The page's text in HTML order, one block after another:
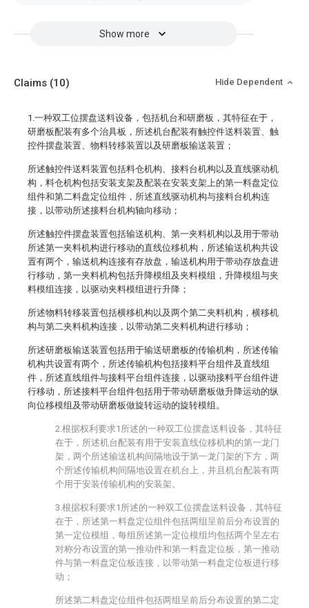
Show more
Claims (10) Hide Dependent
1.一种双工位摆盘送料设备，包括机台和研磨板，其特征在于，
研磨板配装有多个治具板，所述机台配装有触控件送料装置、触
控件摆盘装置、物料转移装置以及研磨板输送装置；
所述触控件送料装置包括料仓机构、接料台机构以及直线驱动机
构，料仓机构包括安装支架及配装在安装支架上的第一料盘定位
组件和第二料盘定位组件，所述直线驱动机构与接料台机构连
接，以带动所述接料台机构轴向移动；
所述触控件摆盘装置包括输送机构、第一夹料机构以及用于带动
所述第一夹料机构进行移动的直线位移机构，所述输送机构共设
置有两个，输送机构连接有存放盘，输送机构用于带动存放盘进
行移动，第一夹料机构包括升降模组及夹料模组，升降模组与夹
料模组连接，以驱动夹料模组进行升降；
所述物料转移装置包括横移机构以及两个第二夹料机构，横移机
构与第二夹料机构连接，以带动第二夹料机构进行移动；
所述研磨板输送装置包括用于输送研磨板的传输机构，所述传输
机构共设置有两个，所述传输机构包括接料平台组件及直线组
件，所述直线组件与接料平台组件连接，以驱动接料平台组件进
行移动，所述接料平台组件包括用于带动研磨板做升降运动的纵
向位移模组及带动研磨板做旋转运动的旋转模组。
2.根据权利要求1所述的一种双工位摆盘送料设备，其特征
在于，所述机台配装有用于安装直线位移机构的第一龙门
架，两个所述输送机构间隔地设于第一龙门架的下方，两
个所述传输机构间隔地设置在机台上，并且机台配装有两
个用于安装传输机构的安装架。
3.根据权利要求1所述的一种双工位摆盘送料设备，其特征
在于，所述第一料盘定位组件包括两组呈前后分布设置的
第一定位模组，每组所述第一定位模组均包括两个呈左右
对称分布设置的第一推动件和第一料盘定位板，第一推动
件与第一料盘定位板连接，以带动第一料盘定位板进行移
动；
所述第二料盘定位组件包括两组呈前后分布设置的第二定